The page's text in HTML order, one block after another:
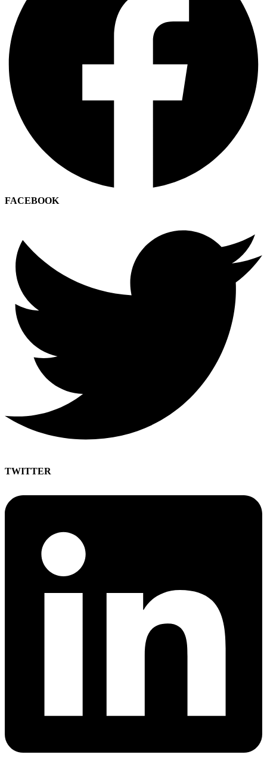
FACEBOOK
TWITTER